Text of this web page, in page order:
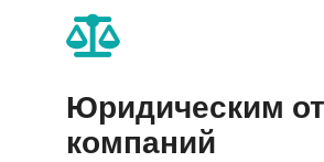
Юридическим
компаний